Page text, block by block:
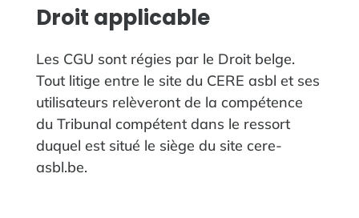
‍Droit applicable
Les CGU sont régies par le Droit belge.
Tout litige entre le site du CERE asbl et ses
utilisateurs relèveront de la compétence
du Tribunal compétent dans le ressort
duquel est situé le siège du site cere-
asbl.be.